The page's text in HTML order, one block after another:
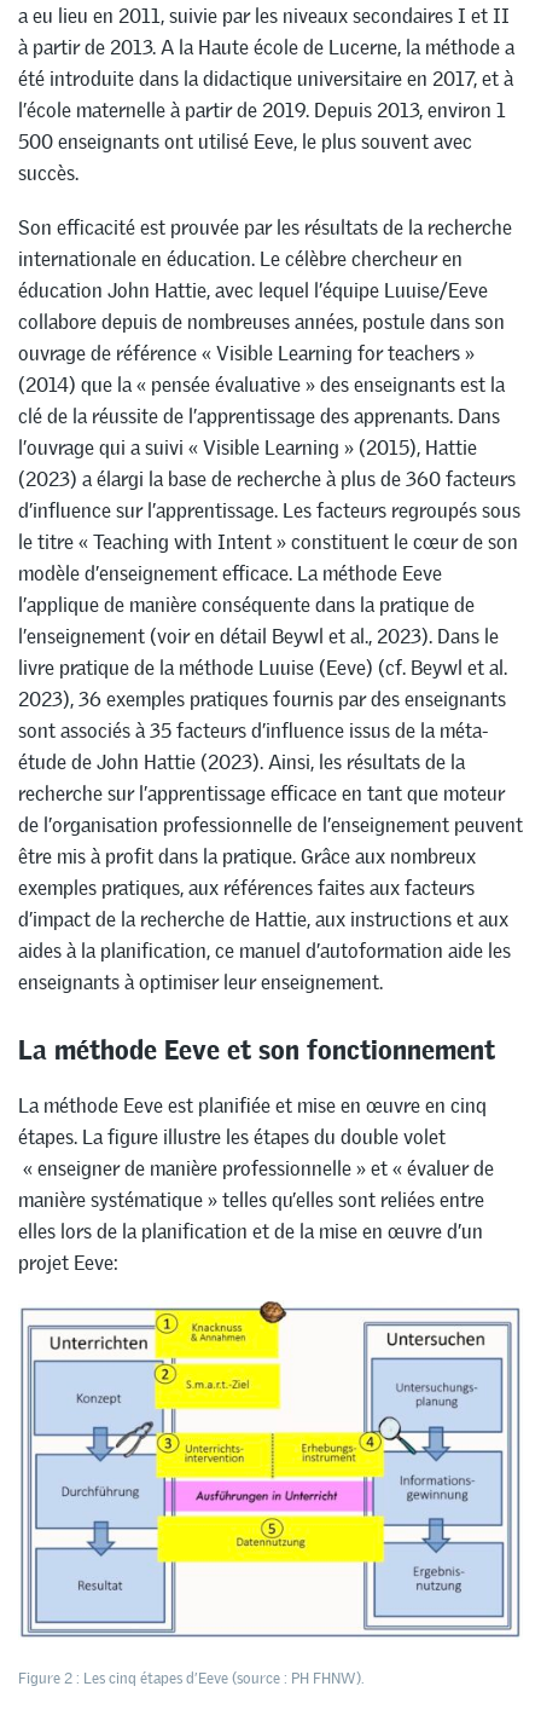
a eu lieu en 2011, suivie par les niveaux secondaires I et II
à partir de 2013. A la Haute école de Lucerne, la méthode a
été introduite dans la didactique universitaire en 2017, et à
l’école maternelle à partir de 2019. Depuis 2013, environ 1
500 enseignants ont utilisé Eeve, le plus souvent avec
succès.
Son efficacité est prouvée par les résultats de la recherche
internationale en éducation. Le célèbre chercheur en
éducation John Hattie, avec lequel l’équipe Luuise/Eeve
collabore depuis de nombreuses années, postule dans son
ouvrage de référence « Visible Learning for teachers »
(2014) que la « pensée évaluative » des enseignants est la
clé de la réussite de l’apprentissage des apprenants. Dans
l’ouvrage qui a suivi « Visible Learning » (2015), Hattie
(2023) a élargi la base de recherche à plus de 360 facteurs
d’influence sur l’apprentissage. Les facteurs regroupés sous
le titre « Teaching with Intent » constituent le cœur de son
modèle d’enseignement efficace. La méthode Eeve
l’applique de manière conséquente dans la pratique de
l’enseignement (voir en détail Beywl et al., 2023). Dans le
livre pratique de la méthode Luuise (Eeve) (cf. Beywl et al.
2023), 36 exemples pratiques fournis par des enseignants
sont associés à 35 facteurs d’influence issus de la méta-
étude de John Hattie (2023). Ainsi, les résultats de la
recherche sur l’apprentissage efficace en tant que moteur
de l’organisation professionnelle de l’enseignement peuvent
être mis à profit dans la pratique. Grâce aux nombreux
exemples pratiques, aux références faites aux facteurs
d’impact de la recherche de Hattie, aux instructions et aux
aides à la planification, ce manuel d’autoformation aide les
enseignants à optimiser leur enseignement.
La méthode Eeve et son fonctionnement
La méthode Eeve est planifiée et mise en œuvre en cinq
étapes. La figure illustre les étapes du double volet
« enseigner de manière professionnelle » et « évaluer de
manière systématique » telles qu’elles sont reliées entre
elles lors de la planification et de la mise en œuvre d’un
projet Eeve:
Figure 2 : Les cinq étapes d’Eeve (source : PH FHNW).